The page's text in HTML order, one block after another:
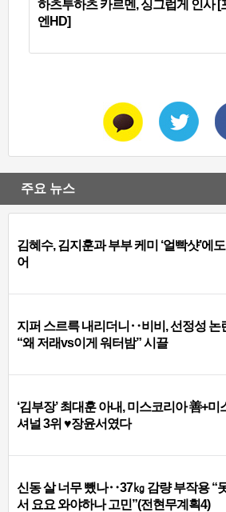
하츠투하츠 카르멘, 싱그럽게 인사 [
엔HD]
주요 뉴스
김혜수, 김지훈과 부부 케미 ‘얼빡샷’에
어
지퍼 스르륵 내리더니‥비비, 선정성 논
“왜 저래vs이게 워터밤” 시끌
‘김부장’ 최대훈 아내, 미스코리아 善+미
셔널 3위 ♥장윤서였다
신동 살 너무 뺐나‥37㎏ 감량 부작용 “
서 요요 와야하나 고민”(전현무계획4)